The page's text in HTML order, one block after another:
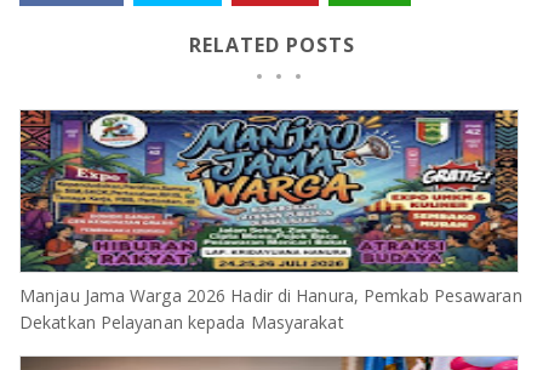
RELATED POSTS
Manjau Jama Warga 2026 Hadir di Hanura, Pemkab Pesawaran
Dekatkan Pelayanan kepada Masyarakat